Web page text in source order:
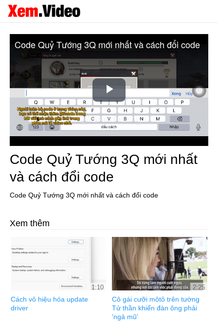
Play
Video
Code Quỷ Tướng 3Q mới nhất và cách đổi code
Code Quỷ Tướng 3Q mới nhất
và cách đổi code
Code Quỷ Tướng 3Q mới nhất và cách đổi code
Xem thêm
1:10
Cách vô hiệu hóa update
driver
2:25
Cô gái cưỡi môtô trên tường
Tử thần khiến đàn ông phải
'ngả mũ'